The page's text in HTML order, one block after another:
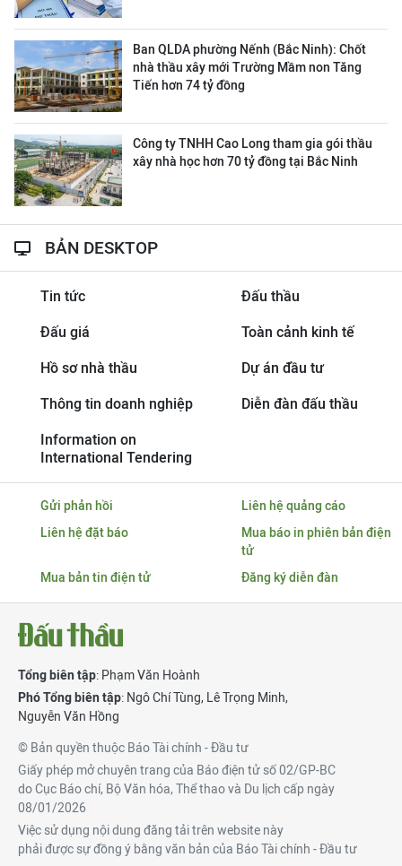
Ban QLDA phường Nếnh (Bắc Ninh): Chốt
nhà thầu xây mới Trường Mầm non Tăng
Tiến hơn 74 tỷ đồng
Công ty TNHH Cao Long tham gia gói thầu
xây nhà học hơn 70 tỷ đồng tại Bắc Ninh
BẢN DESKTOP
Tin tức Đấu thầu
Đấu giá Toàn cảnh kinh tế
Hồ sơ nhà thầu Dự án đầu tư
Thông tin doanh nghiệp Diễn đàn đấu thầu
Information on
International Tendering
Gửi phản hồi
Liên hệ quảng cáo
Liên hệ đặt báo
Mua báo in phiên bản điện
tử
Mua bản tin điện tử
Đăng ký diễn đàn
Tổng biên tập: Phạm Văn Hoành
Phó Tổng biên tập: Ngô Chí Tùng, Lê Trọng Minh,
Nguyễn Văn Hồng
© Bản quyền thuộc Báo Tài chính - Đầu tư
Giấy phép mở chuyên trang của Báo điện tử số 02/GP-BC
do Cục Báo chí, Bộ Văn hóa, Thể thao và Du lịch cấp ngày
08/01/2026
Việc sử dụng nội dung đăng tải trên website này
phải được sự đồng ý bằng văn bản của Báo Tài chính - Đầu tư